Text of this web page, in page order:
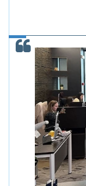
ОНАС
КОНТАКТЫ